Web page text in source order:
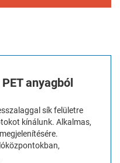
anyagból
sík felületre
kínálunk. Alkalmas,